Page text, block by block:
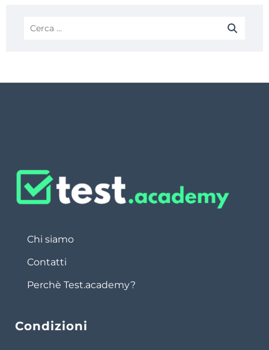
Chi siamo
Contatti
Perchè Test.academy?
Condizioni